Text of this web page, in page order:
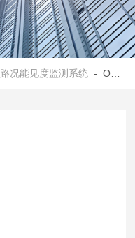
路况能见度监测系统 - OSEN-NJD雾霾天道路安全监管低能见度监测报警系统